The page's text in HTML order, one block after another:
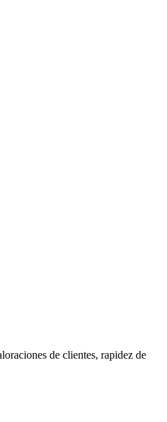
de clientes, rapidez de